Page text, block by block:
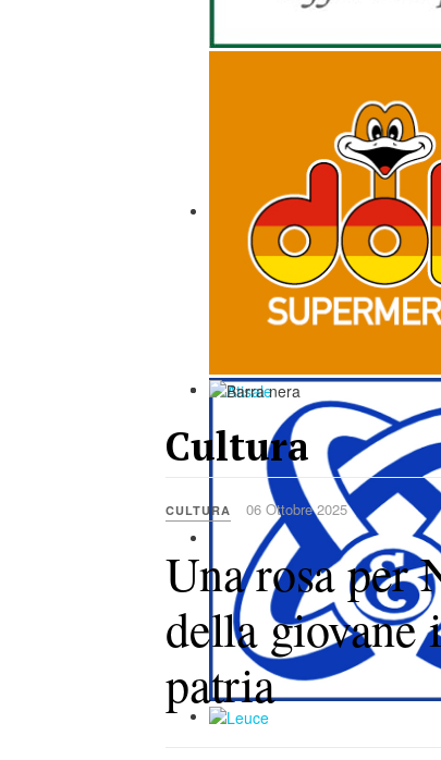
Cultura
CULTURA 06 Ottobre 2025
Una rosa per
della giovane
patria